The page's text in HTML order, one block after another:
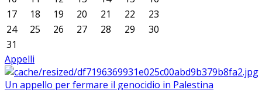
17
18 19 20 21 22
23
24
25 26 27 28 29
30
31
Appelli
Un appello per fermare il genocidio in Palestina